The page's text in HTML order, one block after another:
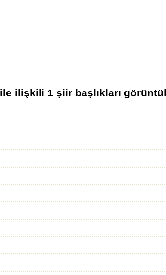
ile ilişkili 1şiir başlıkları